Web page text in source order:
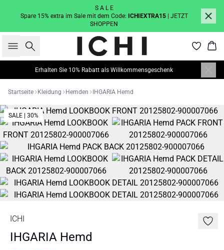
S A L E
Spare 15% extra im Sale mit dem Code: ICHIEXTRA15
| JETZT
SHOPPEN
Suche
Erhalten Sie 10% Rabatt als Willkommensgeschenk
Startseite Kleidung Hemden IHGARIA Hemd
SALE | 30%
ICHI
IHGARIA Hemd